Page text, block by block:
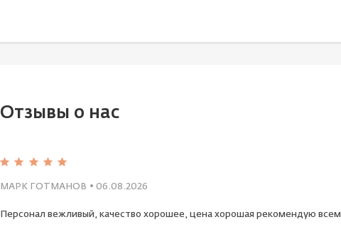
Отзывы о нас
МАРК ГОТМАНОВ • 06.08.2026
Персонал вежливый, качество хорошее, цена хорошая рекомендую всем